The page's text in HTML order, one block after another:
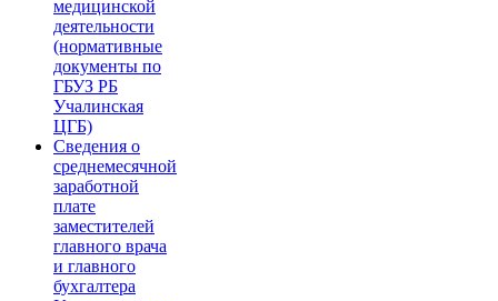
медицинской
деятельности
(нормативные
документы по
ГБУЗ РБ
Учалинская
ЦГБ)
Сведения о
среднемесячной
заработной
плате
заместителей
главного врача
и главного
бухгалтера